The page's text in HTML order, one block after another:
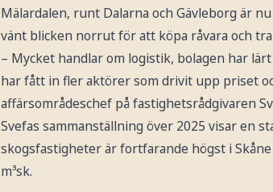
Mälardalen, runt Dalarna och Gävleborg är
vänt blicken norrut för att köpa råvara och
– Mycket handlar om logistik, bolagen har
har fått in fler aktörer som drivit upp priset
affärsområdeschef på fastighetsrådgivaren
Svefas sammanställning över 2025 visar en
skogsfastigheter är fortfarande högst i
m³sk.